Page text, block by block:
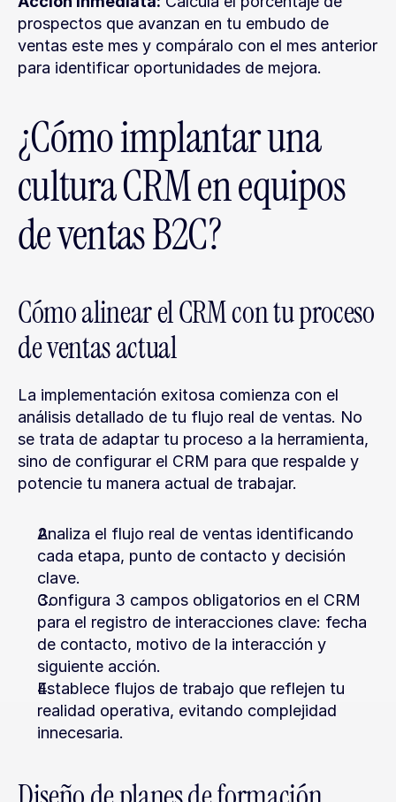
prospectos que avanzan en tu embudo de
ventas este mes y compáralo con el mes anterior
para identificar oportunidades de mejora.
¿Cómo implantar una
cultura CRM en equipos
de ventas B2C?
Cómo alinear el CRM con tu proceso
de ventas actual
La implementación exitosa comienza con el
análisis detallado de tu flujo real de ventas. No
se trata de adaptar tu proceso a la herramienta,
sino de configurar el CRM para que respalde y
potencie tu manera actual de trabajar.
Analiza el flujo real de ventas identificando
cada etapa, punto de contacto y decisión
clave.
Configura 3 campos obligatorios en el CRM
para el registro de interacciones clave: fecha
de contacto, motivo de la interacción y
siguiente acción.
Establece flujos de trabajo que reflejen tu
realidad operativa, evitando complejidad
innecesaria.